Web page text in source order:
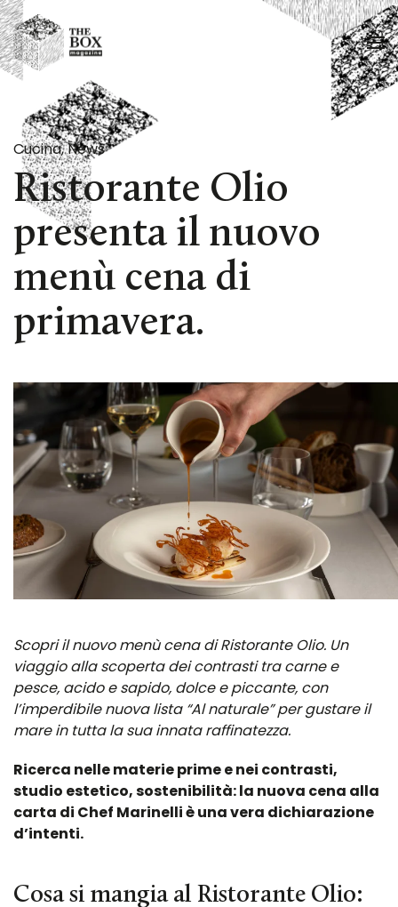
Passa al contenuto principale
Cucina,News
Ristorante Olio
presenta il nuovo
menù cena di
primavera.
Scopri il nuovo menù cena di Ristorante Olio. Un
viaggio alla scoperta dei contrasti tra carne e
pesce, acido e sapido, dolce e piccante, con
l’imperdibile nuova lista “Al naturale” per gustare il
mare in tutta la sua innata raffinatezza.
Ricerca nelle materie prime e nei contrasti,
studio estetico, sostenibilità: la nuova cena alla
carta di Chef Marinelli è una vera dichiarazione
d’intenti.
Cosa si mangia al Ristorante Olio: